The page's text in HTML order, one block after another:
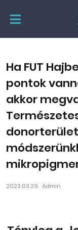
Ha FUT
pontok
akkor
2023.03.29. Admin